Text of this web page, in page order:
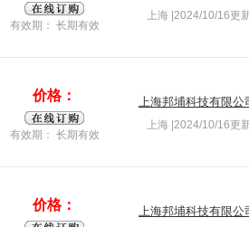
有效期： 长期有效
上海 |2024/10/16更
价格：
有效期： 长期有效
上海邦埔科技有限公
上海 |2024/10/16更
价格： 上海邦埔科技有限公